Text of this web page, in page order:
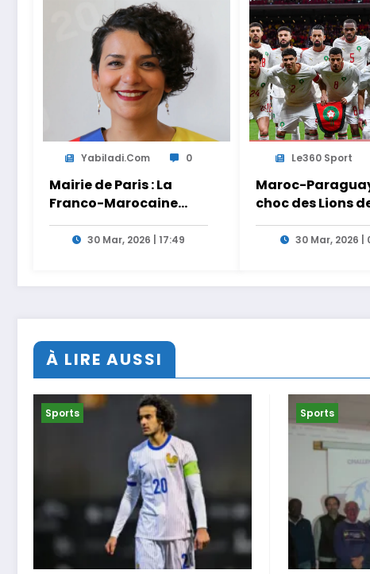
Yabiladi.com 0
Mairie de Paris : La
Franco-Marocaine
Lamia El Aaraje
nommée première
30 Mar, 2026 | 17:49
Le360 Sport
Maroc-
choc des Lions
Ouahbi en
Arryadia30 Mar, 2026 |
À LIRE AUSSI
Sports Sports